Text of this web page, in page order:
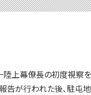
上幕僚長の初度視察を
が行われた後、駐屯